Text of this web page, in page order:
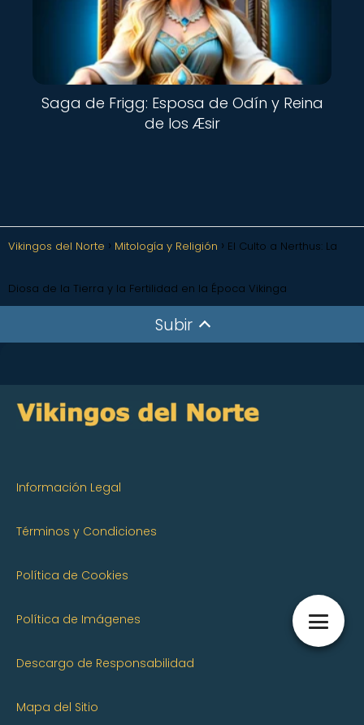
Saga de Frigg: Esposa de Odín y Reina
de los Æsir
Vikingos del Norte Mitología y Religión El Culto a Nerthus: La
Diosa de la Tierra y la Fertilidad en la Época Vikinga
Subir
Información Legal
Términos y Condiciones
Política de Cookies
Política de Imágenes
Descargo de Responsabilidad
Mapa del Sitio